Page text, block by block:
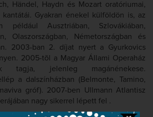
Händel, Haydn és Mozart oratóriumai,
kantátái. Gyakran énekel külföldön is, az
például Ausztriában, Szlovákiában,
Olaszországban, Németországban és
2003-ban 2. díjat nyert a Gyurkovics
2005-tõl a Magyar Állami Operaház
tagja, jelenleg magánénekese.
a dalszínházban (Belmonte, Tamino,
gróf). 2007-ben Ullmann Atlantisz
nagy sikerrel lépett fel .